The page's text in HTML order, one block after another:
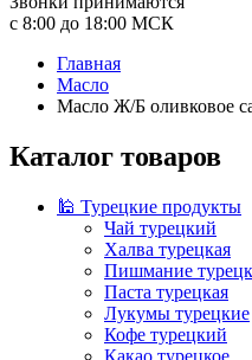
с 8:00 до 18:00 МСК
Главная
Масло
Масло Ж/Б оливковое
Каталог товаров
🕌 Турецкие продукты
Чай турецкий
Халва турецкая
Пишмание
Паста турецкая
Лукумы турецкие
Кофе турецкий
Какао турецкое